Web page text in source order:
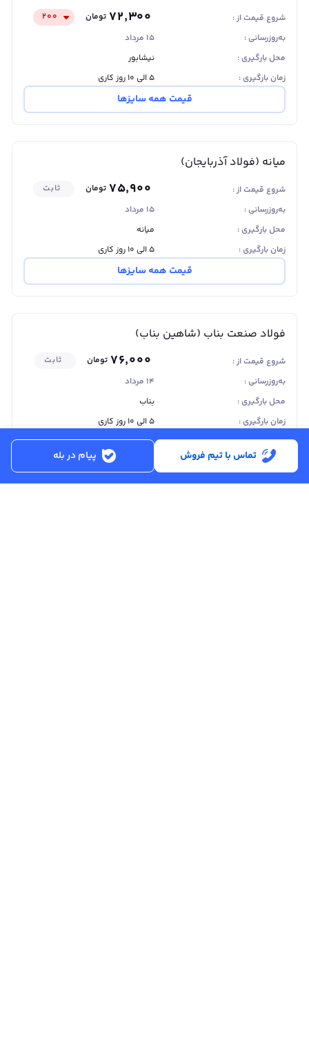
شروع قیمت از : ۷۲٬۳۰۰ تومان
۲۰۰
به‌روزرسانی :
۱۵ مرداد
محل بارگیری :
نیشابور
زمان بارگیری :
۵ الی ۱۰ روز کاری
قیمت همه سایزها
میانه (فولاد آذربایجان)
شروع قیمت از : ۷۵٬۹۰۰ تومان
ثابت
به‌روزرسانی :
۱۵ مرداد
محل بارگیری :
میانه
زمان بارگیری :
۵ الی ۱۰ روز کاری
قیمت همه سایزها
فولاد صنعت بناب (شاهین بناب)
شروع قیمت از : ۷۶٬۰۰۰ تومان
ثابت
به‌روزرسانی :
۱۴ مرداد
محل بارگیری :
بناب
زمان بارگیری :
۵ الی ۱۰ روز کاری
قیمت همه سایزها
تماس با تیم فروش
پیام در بله